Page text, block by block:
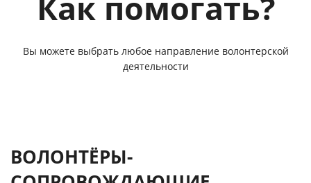
Вы можете выбрать любое направление волонтерской
деятельности
ВОЛОНТЁРЫ-